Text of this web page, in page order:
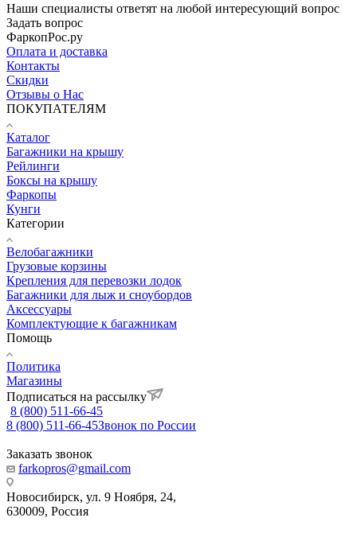
Наши специалисты ответят на любой интересующий вопрос
Задать вопрос
ФаркопРос.ру
Оплата и доставка
Контакты
Скидки
Отзывы о Нас
ПОКУПАТЕЛЯМ
Каталог
Багажники на крышу
Рейлинги
Боксы на крышу
Фаркопы
Кунги
Категории
Велобагажники
Грузовые корзины
Крепления для перевозки лодок
Багажники для лыж и сноубордов
Аксессуары
Комплектующие к багажникам
Помощь
Политика
Магазины
Подписаться на рассылку
8 (800) 511-66-45
8 (800) 511-66-45Звонок по России
Заказать звонок
farkopros@gmail.com
Новосибирск, ул. 9 Ноября, 24,
630009, Россия